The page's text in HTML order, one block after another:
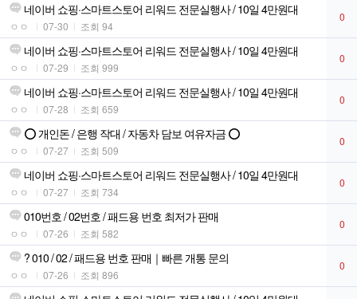
네이버 쇼핑·스마트스토어 리워드 전문실행사 / 10일 4만원대
ㅇㅇ 07-30 조회 94
0
네이버 쇼핑·스마트스토어 리워드 전문실행사 / 10일 4만원대
ㅇㅇ 07-29 조회 999
0
네이버 쇼핑·스마트스토어 리워드 전문실행사 / 10일 4만원대
ㅇㅇ 07-28 조회 659
0
⭕ 개인돈 / 은행 작대 / 자동차 담보 여유자금 ⭕
ㅇㅇ 07-27 조회 509
0
네이버 쇼핑·스마트스토어 리워드 전문실행사 / 10일 4만원대
ㅇㅇ 07-27 조회 734
0
010번호 / 02번호 / 패드용 번호 최저가 판매
ㅇㅇ 07-26 조회 582
0
? 010 / 02 / 패드용 번호 판매｜빠른 개통 문의
ㅇㅇ 07-26 조회 896
0